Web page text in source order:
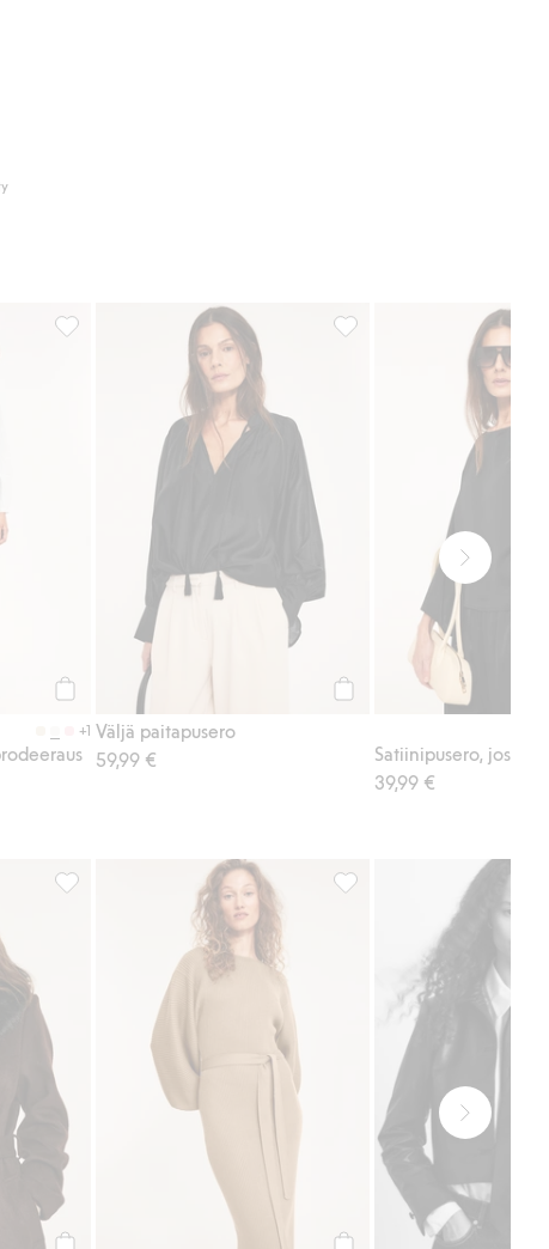
Lisää suosikkeihin
+1
Paitapusero, jossa on brodeeraus, Lisää suosikkeihin
Väljä paitapusero
59,99 €
Väljä paitapusero, Lisää
39,99 €
Lisää suosikkeihin
Tekoturkiskauluri, Lisää suosikkeihin Ribattu mekko, Lisää